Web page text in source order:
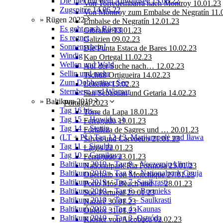
Zugspitze 14.06.22
» Rügen 2022
Es geht nach Rügen
Es regnet
Sonnenschein!
Windig
Wellen und Wald
Sellin und mehr
Zum Dobbertiner See
Sternberg und Wismar
» Baltikum 2019
Tag 16 bis…
Tag 15 – Howido ;-)
Tag 14 – Stettin
(LT + PL) Tag 12-13, Marijampolė und Iława
Tag 11 – Sigulda
Tag 10 – Carnikava
Baltikum 2019 – Tag 9 – Veczernju klintis
Baltikum 2019 – Tag 8 – Nationalpark Gauja
Baltikum 2019 – Tag 7 -Saulkrasti
Baltikum 2019 – Tag 6 – Burtnieks
Baltikum 2019 – Tag 5 – Saulkrasti
Baltikum 2019 – Tag 4 -Kaunas
Baltikum 2019 – Tag 3 -Ostróda
Von Torredembarra nach Montroy 10.01.23
Von Montroy zum Embalse de Negratín
Embalse de Negratín 12.01.23
Gibraltar 13.01.23
Galizien 09.02.23
Die Punta Estaca de Bares 10.02.23
Kap Ortegal 11.02.23
Auf der Suche nach… 12.02.23
Tschüß Ortigueira 14.02.23
Lekeitio 15.02.23
San Sebastian und Getaria 14.02.23
Portugal 2023
Torre da Lapa 18.01.23
Ferragudo 19.01.23
Fortaleza de Sagres und … 20.01.23
Silves und Carvoeiro 21.01.23
Lagos 22.01.23
Ferragudo 23.01.23
Nationalpark Ria Formosa 25.01.23
Oberhalb von Monchique 27.01.23
Porto Mós Beach und … 28.01.23
Süd-Portugal 29.01.23
Nazaré 30.01.23
Óbidos 31.01.23
Kloster von Alcobaça 02.02.23